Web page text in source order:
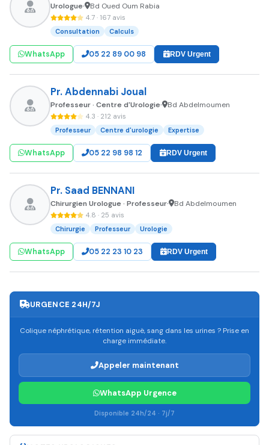
Urologue• Bd Oued Oum Rabia
4.7 · 167 avis
Consultation Calculs
WhatsApp 05 22 89 00 98 RDV Urgent
Pr. Abdennabi Joual
Professeur · Centre d'Urologie• Bd Abdelmoumen
4.3 · 212 avis
Professeur Centre d'urologie Expertise
WhatsApp 05 22 98 98 12 RDV Urgent
Pr. Saad BENNANI
Chirurgien Urologue · Professeur• Bd Abdelmoumen
4.8 · 25 avis
Chirurgie Professeur Urologie
WhatsApp 05 22 23 10 23 RDV Urgent
URGENCE 24H/7J
Colique néphrétique, rétention aiguë, sang dans les urines ? Prise en
charge immédiate.
Appeler maintenant
WhatsApp Urgence
Disponible 24h/24 · 7j/7